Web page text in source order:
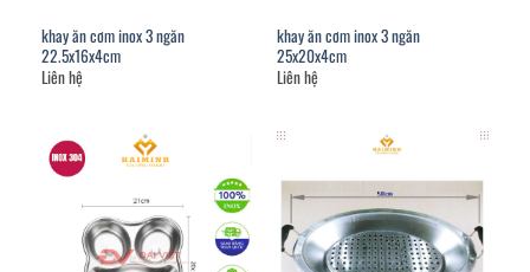
khay ăn cơm inox 3 ngăn
22.5x16x4cm
Liên hệ
khay ăn cơm inox 3 ngăn
25x20x4cm
Liên hệ